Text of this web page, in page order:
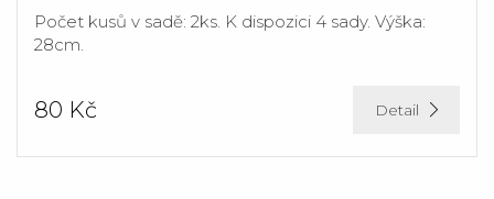
Počet kusů v sadě: 2ks. K dispozici 4 sady. Výška:
28cm.
80 Kč Detail